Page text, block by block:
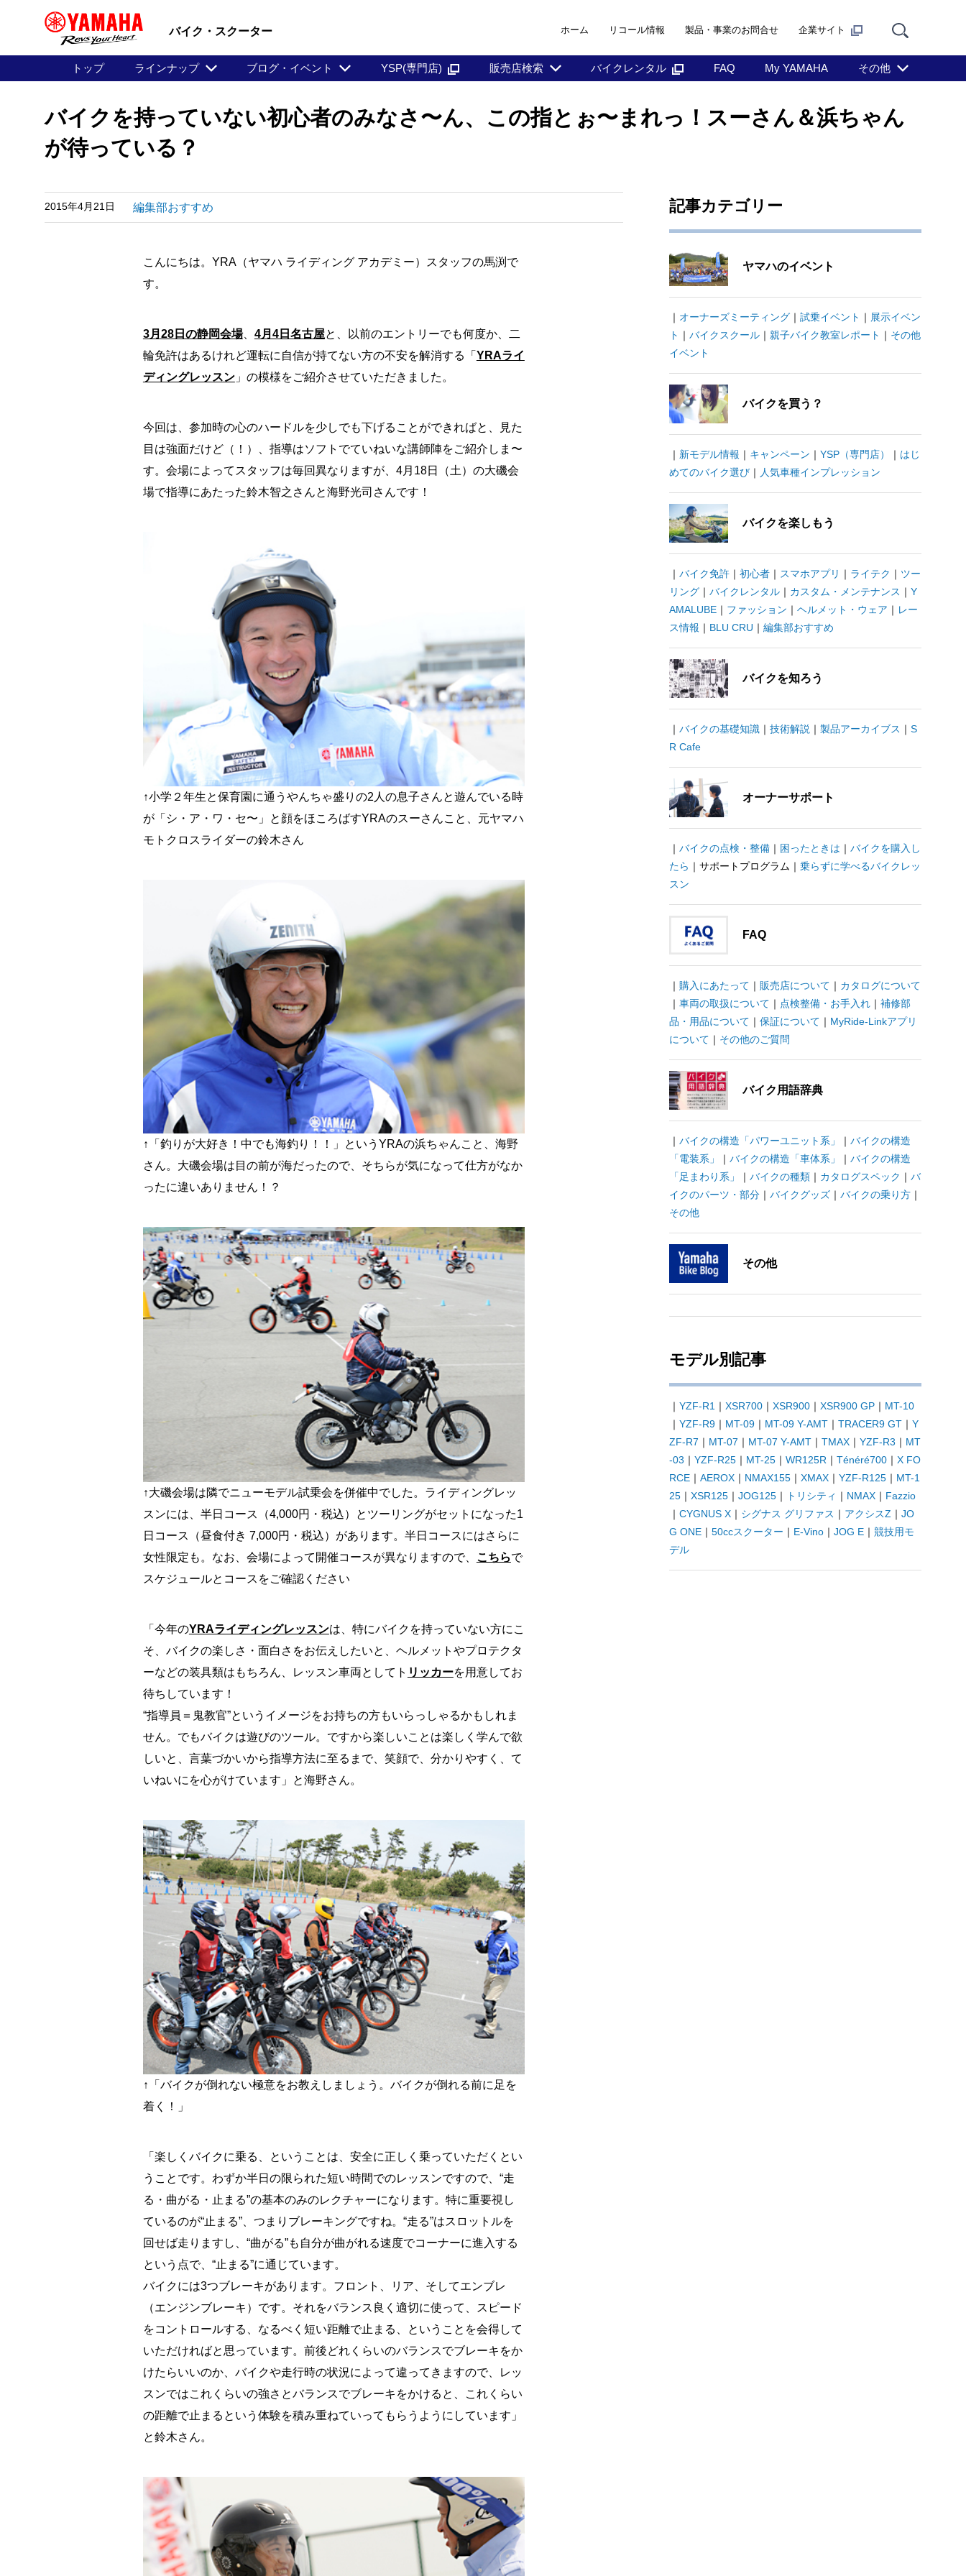
バイク・スクーター ホーム リコール情報 製品・事業のお問合せ 企業サイト
トップ ラインナップ ブログ・イベント YSP(専門店) 販売店検索 バイクレンタル FAQ My YAMAHA その他
バイクを持っていない初心者のみなさ〜ん、この指とぉ〜まれっ！スーさん＆浜ちゃん
が待っている？
2015年4月21日 編集部おすすめ
こんにちは。YRA（ヤマハ ライディング アカデミー）スタッフの馬渕で
す。
3月28日の静岡会場、 4月4日名古屋と、以前のエントリーでも何度か、二
輪免許はあるけれど運転に自信が持てない方の不安を解消する「 YRAライ
ディングレッスン」の模様をご紹介させていただきました。
今回は、参加時の心のハードルを少しでも下げることができればと、見た
目は強面だけど（！）、指導はソフトでていねいな講師陣をご紹介しま〜
す。会場によってスタッフは毎回異なりますが、4月18日（土）の大磯会
場で指導にあたった鈴木智之さんと海野光司さんです！
↑小学２年生と保育園に通うやんちゃ盛りの2人の息子さんと遊んでいる時
が「シ・ア・ワ・セ〜」と顔をほころばすYRAのスーさんこと、元ヤマハ
モトクロスライダーの鈴木さん
↑「釣りが大好き！中でも海釣り！！」というYRAの浜ちゃんこと、海野
さん。大磯会場は目の前が海だったので、そちらが気になって仕方がなか
ったに違いありません！？
↑大磯会場は隣でニューモデル試乗会を併催中でした。ライディングレッ
スンには、半日コース（4,000円・税込）とツーリングがセットになった1
日コース（昼食付き 7,000円・税込）があります。半日コースにはさらに
女性限定も。なお、会場によって開催コースが異なりますので、 こちらで
スケジュールとコースをご確認ください
「今年のYRAライディングレッスンは、特にバイクを持っていない方にこ
そ、バイクの楽しさ・面白さをお伝えしたいと、ヘルメットやプロテクタ
ーなどの装具類はもちろん、レッスン車両としてト リッカーを用意してお
待ちしています！
“指導員＝鬼教官”というイメージをお持ちの方もいらっしゃるかもしれま
せん。でもバイクは遊びのツール。ですから楽しいことは楽しく学んで欲
しいと、言葉づかいから指導方法に至るまで、笑顔で、分かりやすく、て
いねいにを心がけています」と海野さん。
↑「バイクが倒れない極意をお教えしましょう。バイクが倒れる前に足を
着く！」
「楽しくバイクに乗る、ということは、安全に正しく乗っていただくとい
うことです。わずか半日の限られた短い時間でのレッスンですので、“走
る・曲がる・止まる”の基本のみのレクチャーになります。特に重要視し
ているのが“止まる”、つまりブレーキングですね。“走る”はスロットルを
回せば走りますし、“曲がる”も自分が曲がれる速度でコーナーに進入する
という点で、“止まる”に通じています。
バイクには3つブレーキがあります。フロント、リア、そしてエンブレ
（エンジンブレーキ）です。それをバランス良く適切に使って、スピード
をコントロールする、なるべく短い距離で止まる、ということを会得して
いただければと思っています。前後どれくらいのバランスでブレーキをか
けたらいいのか、バイクや走行時の状況によって違ってきますので、レッ
スンではこれくらいの強さとバランスでブレーキをかけると、これくらい
の距離で止まるという体験を積み重ねていってもらうようにしています」
と鈴木さん。
記事カテゴリー
ヤマハのイベント
｜ オーナーズミーティング｜ 試乗イベント ｜ 展示イベン
ト ｜ バイクスクール｜ 親子バイク教室レポート ｜ その他
イベント
バイクを買う？
｜ 新モデル情報 ｜ キャンペーン ｜ YSP（専門店） ｜ はじ
めてのバイク選び｜ 人気車種インプレッション
バイクを楽しもう
｜ バイク免許｜ 初心者｜ スマホアプリ ｜ ライテク ｜ ツー
リング｜ バイクレンタル｜ カスタム・メンテナンス ｜ Y
AMALUBE｜ ファッション ｜ ヘルメット・ウェア ｜ レー
ス情報 ｜ BLU CRU ｜ 編集部おすすめ
バイクを知ろう
｜ バイクの基礎知識｜ 技術解説 ｜ 製品アーカイブス ｜ S
R Cafe
オーナーサポート
｜ バイクの点検・整備｜ 困ったときは ｜ バイクを購入し
たら ｜サポートプログラム｜ 乗らずに学べるバイクレッ
スン
FAQ
｜ 購入にあたって ｜ 販売店について ｜ カタログについて
｜ 車両の取扱について ｜ 点検整備・お手入れ｜ 補修部
品・用品について ｜ 保証について ｜ MyRide-Linkアプリ
について ｜ その他のご質問
バイク用語辞典
｜ バイクの構造「パワーユニット系」 ｜ バイクの構造
「電装系」
｜ バイクの構造「車体系」 ｜ バイクの構造
「足まわり系」
｜ バイクの種類｜ カタログスペック ｜ バ
イクのパーツ・部分｜ バイクグッズ｜ バイクの乗り方｜
その他
その他
モデル別記事
｜ YZF-R1 ｜ XSR700｜ XSR900｜ XSR900 GP｜ MT-10
｜ YZF-R9｜ MT-09｜ MT-09 Y-AMT｜ TRACER9 GT｜ Y
ZF-R7 ｜ MT-07 ｜ MT-07 Y-AMT｜ TMAX｜ YZF-R3 ｜ MT
-03 ｜ YZF-R25｜ MT-25｜ WR125R ｜ Ténéré700｜ X FO
RCE｜ AEROX｜ NMAX155｜ XMAX｜ YZF-R125｜ MT-1
25｜ XSR125｜ JOG125｜ トリシティ ｜ NMAX｜ Fazzio
｜ CYGNUS X｜ シグナス グリファス ｜ アクシスZ ｜ JO
G ONE｜ 50ccスクーター ｜ E-Vino｜ JOG E｜ 競技用モ
デル